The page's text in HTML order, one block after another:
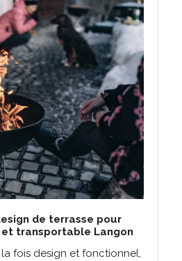
de terrasse pour
transportable Langon
fois design et fonctionnel,